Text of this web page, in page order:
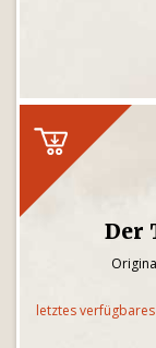
Der
letztes